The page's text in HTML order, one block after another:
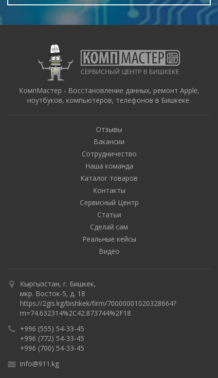
КомпМастер - Восстановление данных, ремонт Apple,
ноутбуков, компьютеров, телефонов в Бишкеке.
Отзывы
Вакансии
Сотрудничество
Наша команда
Каталог товаров
Контакты
Сервисный Центр
Статьи
Сделай сам
Реальные кейсы
Видео
Кыргызстан, г. Бишкек,
мкр. Восток-5, д. 18
https://2gis.kg/bishkek/firm/70000001020328664?
m=74.632314%2C42.873744%2F18
+996 (555) 54-33-45
+996 (772) 54-33-45
+996 (700) 54-33-45
info@911.kg